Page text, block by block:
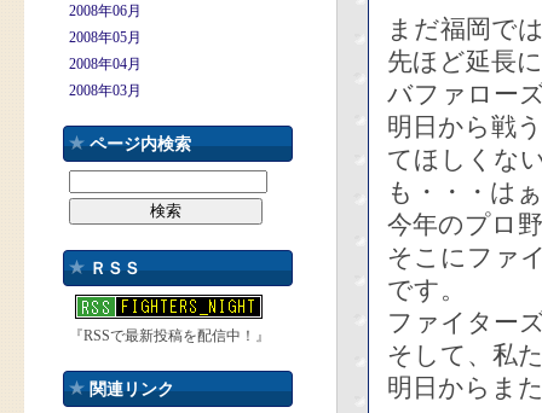
2008年06月
2008年05月
2008年04月
2008年03月
ページ内検索
ＲＳＳ
『RSSで最新投稿を配信中！』
関連リンク
まだ福岡で
先ほど延長
バファロー
明日から戦
てほしくな
も・・・は
今年のプロ
そこにファ
です。
ファイター
そして、私
明日からま